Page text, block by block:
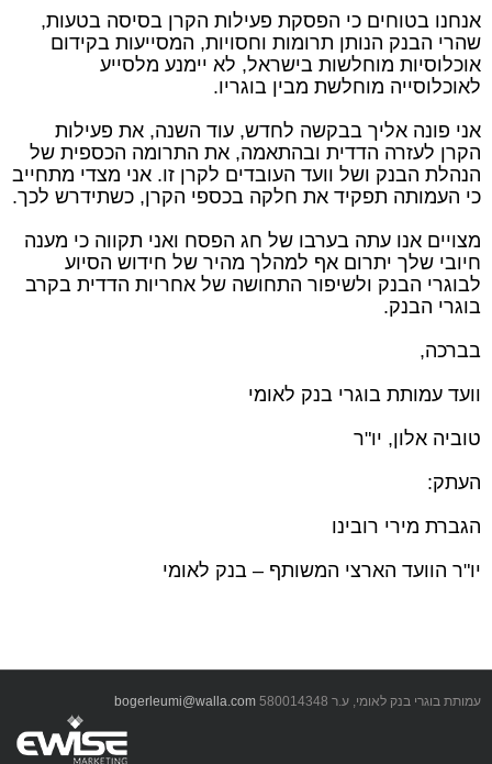
אנחנו בטוחים כי הפסקת פעילות הקרן בסיסה בטעות,
שהרי הבנק הנותן תרומות וחסויות, המסייעות בקידום
אוכלוסיות מוחלשות בישראל, לא יימנע מלסייע
לאוכלוסייה מוחלשת מבין בוגריו.
אני פונה אליך בבקשה לחדש, עוד השנה, את פעילות
הקרן לעזרה הדדית ובהתאמה, את התרומה הכספית של
הנהלת הבנק ושל וועד העובדים לקרן זו. אני מצדי מתחייב
כי העמותה תפקיד את חלקה בכספי הקרן, כשתידרש לכך.
מצויים אנו עתה בערבו של חג הפסח ואני תקווה כי מענה
חיובי שלך יתרום אף למהלך מהיר של חידוש הסיוע
לבוגרי הבנק ולשיפור התחושה של אחריות הדדית בקרב
בוגרי הבנק.
בברכה,
וועד עמותת בוגרי בנק לאומי
טוביה אלון, יו"ר
העתק:
הגברת מירי רובינו
יו"ר הוועד הארצי המשותף – בנק לאומי
עמותת בוגרי בנק לאומי, ע.ר 580014348 bogerleumi@walla.com